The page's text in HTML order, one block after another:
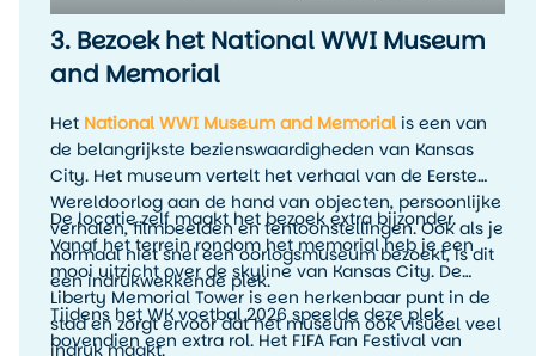
3. Bezoek het National WWI Museum
and Memorial
Het National WWI Museum and Memorial is een van
de belangrijkste bezienswaardigheden van Kansas
City. Het museum vertelt het verhaal van de Eerste
Wereldoorlog aan de hand van objecten, persoonlijke
verhalen, filmbeelden en tentoonstellingen. Ook als je
normaal niet snel een oorlogsmuseum bezoekt, is dit
een indrukwekkende plek.
De locatie zelf maakt het bezoek extra bijzonder.
Vanaf het terrein rondom het memorial heb je een
mooi uitzicht over de skyline van Kansas City. De
Liberty Memorial Tower is een herkenbaar punt in de
stad en zorgt ervoor dat het museum ook visueel veel
indruk maakt.
Tijdens het WK voetbal 2026 speelde deze plek
bovendien een extra rol. Het FIFA Fan Festival van